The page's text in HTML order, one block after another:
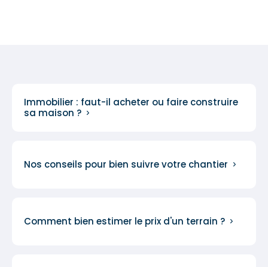
Immobilier : faut-il acheter ou faire construire
sa maison ?
Nos conseils pour bien suivre votre chantier
Comment bien estimer le prix d'un terrain ?